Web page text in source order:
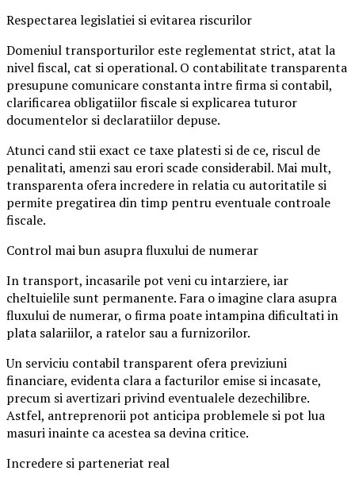
Respectarea legislatiei si evitarea riscurilor
Domeniul transporturilor este reglementat strict, atat la
nivel fiscal, cat si operational. O contabilitate transparenta
presupune comunicare constanta intre firma si contabil,
clarificarea obligatiilor fiscale si explicarea tuturor
documentelor si declaratiilor depuse.
Atunci cand stii exact ce taxe platesti si de ce, riscul de
penalitati, amenzi sau erori scade considerabil. Mai mult,
transparenta ofera incredere in relatia cu autoritatile si
permite pregatirea din timp pentru eventuale controale
fiscale.
Control mai bun asupra fluxului de numerar
In transport, incasarile pot veni cu intarziere, iar
cheltuielile sunt permanente. Fara o imagine clara asupra
fluxului de numerar, o firma poate intampina dificultati in
plata salariilor, a ratelor sau a furnizorilor.
Un serviciu contabil transparent ofera previziuni
financiare, evidenta clara a facturilor emise si incasate,
precum si avertizari privind eventualele dezechilibre.
Astfel, antreprenorii pot anticipa problemele si pot lua
masuri inainte ca acestea sa devina critice.
Incredere si parteneriat real